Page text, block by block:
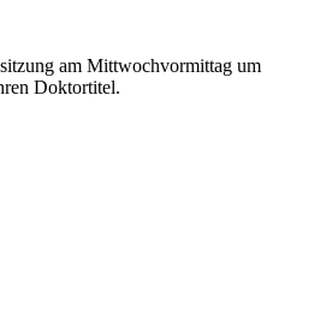
am Mittwochvormittag um
Doktortitel.